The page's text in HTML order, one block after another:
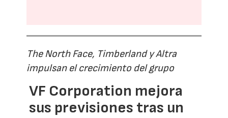
The North Face, Timberland y Altra
impulsan el crecimiento del grupo
VF Corporation mejora
sus previsiones tras un